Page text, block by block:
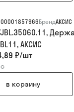
00001857966БрендАКСИС
АКСИC
₽/шт
в корзину